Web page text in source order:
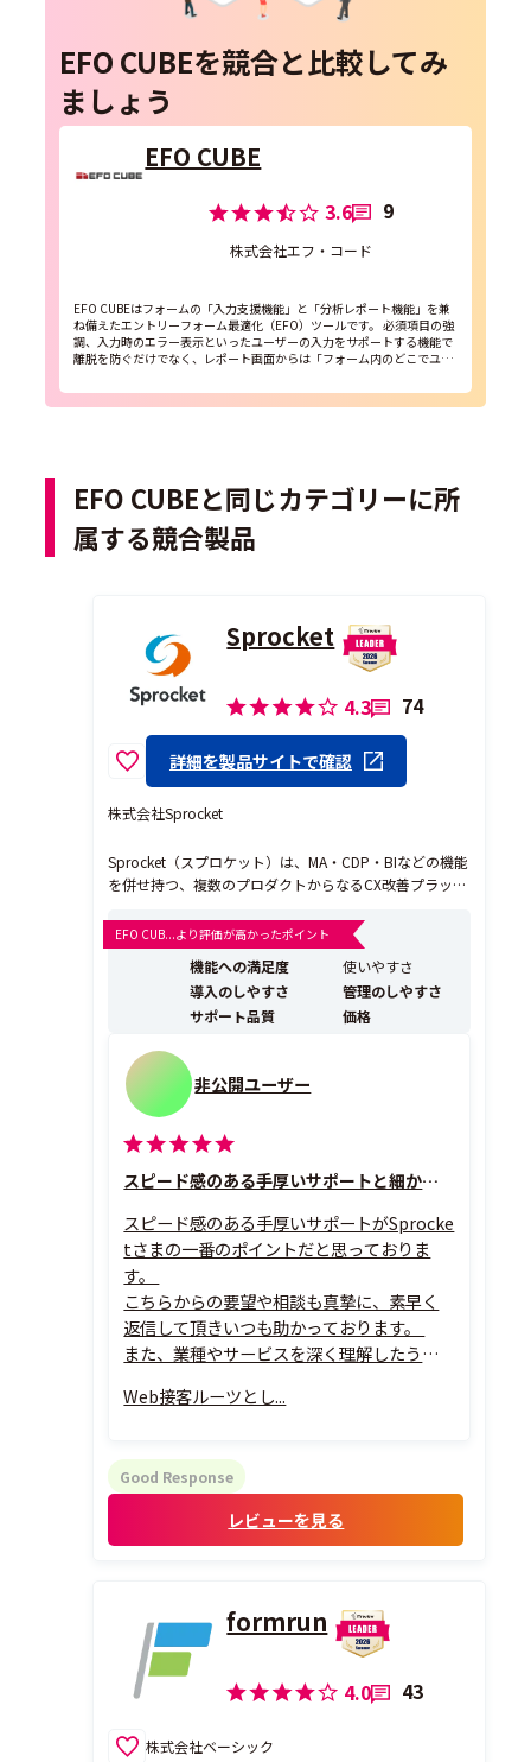
EFO CUBEを競合と比較してみ
ましょう
EFO CUBE
3.6 9
株式会社エフ・コード
EFO CUBEはフォームの「入力支援機能」と「分析レポート機能」を兼
ね備えたエントリーフォーム最適化（EFO）ツールです。 必須項目の強
調、入力時のエラー表示といったユーザーの入力をサポートする機能で
離脱を防ぐだけでなく、レポート画面からは「フォーム内のどこでユー
EFO CUBEと同じカテゴリーに所
属する競合製品
Sprocket
4.3 74
詳細を製品サイトで確認
株式会社Sprocket
Sprocket（スプロケット）は、MA・CDP・BIなどの機能
を併せ持つ、複数のプロダクトからなるCX改善プラット
とりに合わせたコミュニケーションを取ることで、CXの
全体最適を実現します。 顧客接点の全体最適化ニーズに
応えるプラットフォームとPDCAサイク...
EFO CUB...より評価が高かったポイント
機能への満足度
使いやすさ
導入のしやすさ
管理のしやすさ
サポート品質
価格
非公開ユーザー
スピード感のある手厚いサポートと細かな分析力
スピード感のある手厚いサポートがSprocke
tさまの一番のポイントだと思っておりま
す。
こちらからの要望や相談も真摯に、素早く
返信して頂きいつも助かっております。
また、業種やサービスを深く理解したうえ
さらに、KGIやKPIを明確に設定したうえで
成果につながる運用を行っていただいてい
ます。
Web接客ルーツとし...
Good Response
レビューを見る
formrun
4.0 43
株式会社ベーシック